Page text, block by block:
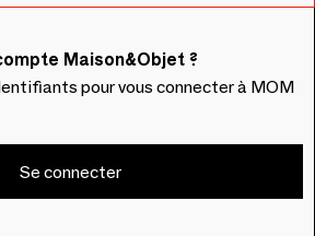
Maison&Objet ?
pour vous connecter à MOM
Se connecter